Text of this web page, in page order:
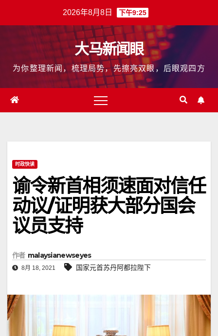
2026年8月8日 下午9:25
大马新闻眼
为你整理新闻，梳理局势，先擦亮双眼，后眼观四方
时政快读
谕令新首相须速面对信任
动议/证明获大部分国会
议员支持
作者 malaysianewseyes
8月 18, 2021 国家元首苏丹阿都拉陛下